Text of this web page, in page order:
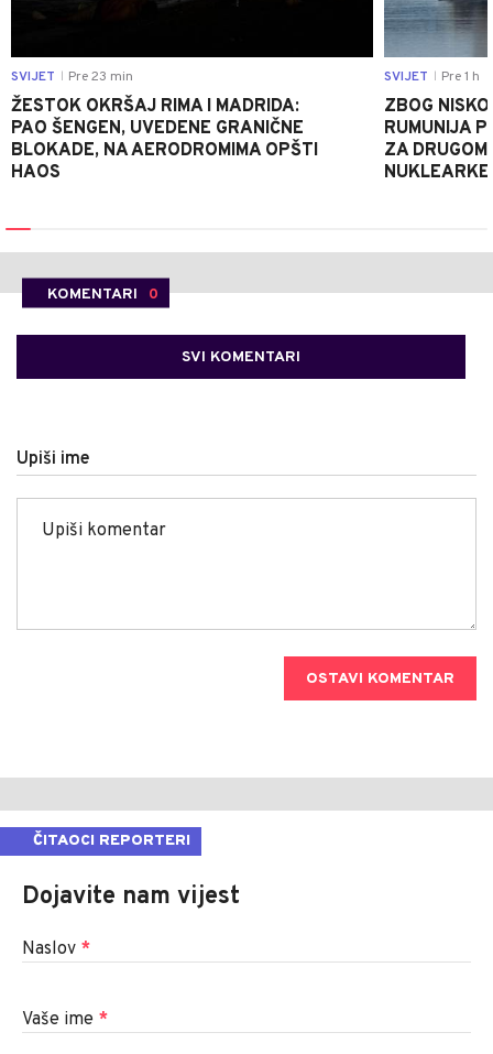
SVIJET Pre 23 min
ŽESTOK OKRŠAJ RIMA I MADRIDA:
PAO ŠENGEN, UVEDENE GRANIČNE
BLOKADE, NA AERODROMIMA OPŠTI
HAOS
SVIJET Pre 1 h
ZBOG
RUMUNIJA
ZA
NUKLEARKE
KOMENTARI 0
SVI KOMENTARI
Upiši ime
OSTAVI KOMENTAR
ČITAOCI REPORTERI
Dojavite nam vijest
Naslov *
Vaše ime *